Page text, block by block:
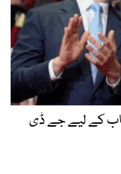
انتخاب کے لیے جے ڈی